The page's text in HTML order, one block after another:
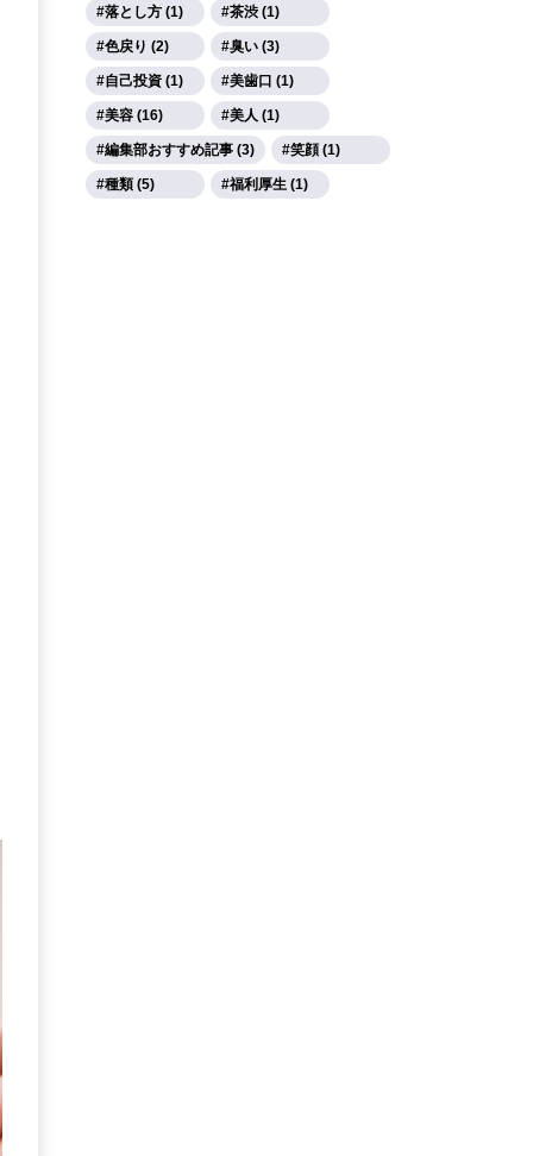
落とし方 (1) 茶渋 (1)
色戻り (2) 臭い (3)
自己投資 (1) 美歯口 (1)
美容 (16) 美人 (1)
編集部おすすめ記事 (3) 笑顔 (1)
種類 (5) 福利厚生 (1)